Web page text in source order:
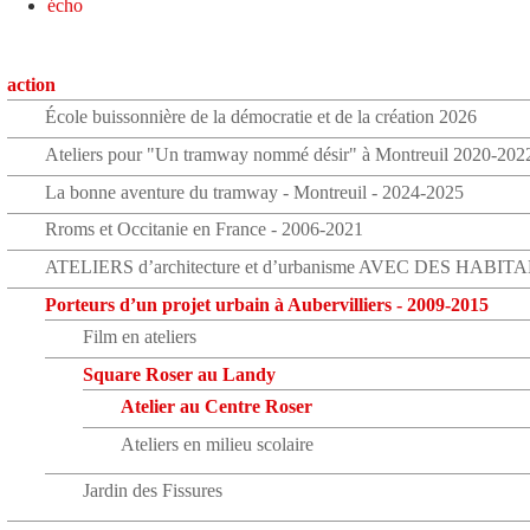
écho
action
École buissonnière de la démocratie et de la création 2026
Ateliers pour "Un tramway nommé désir" à Montreuil 2020-
La bonne aventure du tramway - Montreuil - 2024-2025
Rroms et Occitanie en France - 2006-2021
ATELIERS d’architecture et d’urbanisme AVEC DES
Porteurs d’un projet urbain à Aubervilliers - 2009-2015
Film en ateliers
Square Roser au Landy
Atelier au Centre Roser
Ateliers en milieu scolaire
Jardin des Fissures